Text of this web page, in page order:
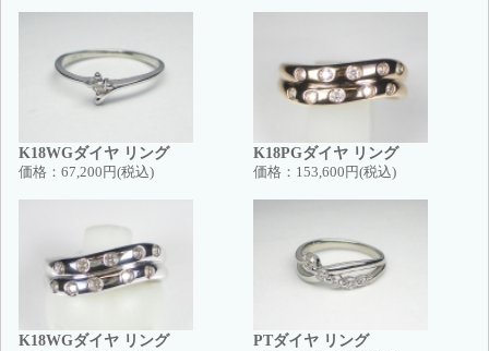
K18WGダイヤ リング
価格： 67,200円(税込)
K18PGダイヤ リング
価格： 153,600円(税込)
K18WGダイヤ リング PTダイヤ リング